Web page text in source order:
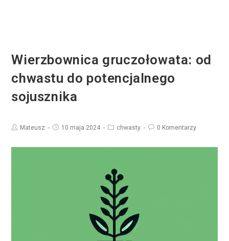
Wierzbownica gruczołowata: od
chwastu do potencjalnego
sojusznika
Mateusz 10 maja 2024 chwasty 0 Komentarzy